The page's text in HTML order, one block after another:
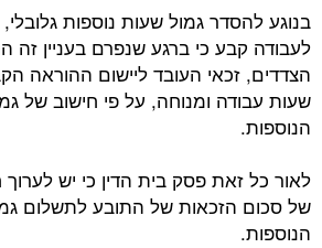
בנוגע להסדר גמול שעות נוספות גלובלי,
לעבודה קבע כי ברגע שנפרם בעניין זה
הצדדים, זכאי העובד ליישום ההוראה
שעות עבודה ומנוחה, על פי חישוב של
הנוספות.
לאור כל זאת פסק בית הדין כי יש
של סכום הזכאות של התובע לתשלום
הנוספות.